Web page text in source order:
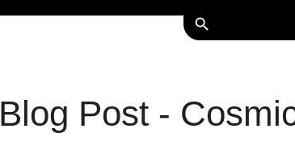
search
Blog Post -